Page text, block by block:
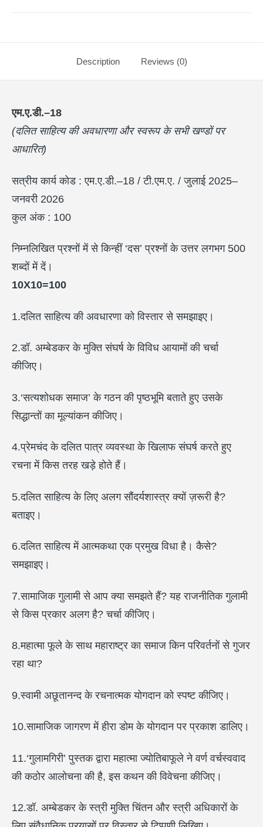
Description Reviews (0)
एम.ए.डी.–18
(दलित साहित्य की अवधारणा और स्वरूप के सभी खण्डों पर
आधारित)
सत्रीय कार्य कोड : एम.ए.डी.–18 / टी.एम.ए. / जुलाई 2025–
जनवरी 2026
कुल अंक : 100
निम्नलिखित प्रश्नों में से किन्हीं ‘दस’ प्रश्नों के उत्तर लगभग 500
शब्दों में दें।
10X10=100
1.दलित साहित्य की अवधारणा को विस्तार से समझाइए।
2.डॉ. अम्बेडकर के मुक्ति संघर्ष के विविध आयामों की चर्चा
कीजिए।
3.‘सत्यशोधक समाज’ के गठन की पृष्ठभूमि बताते हुए उसके
सिद्धान्तों का मूल्यांकन कीजिए।
4.प्रेमचंद के दलित पात्र व्यवस्था के खिलाफ संघर्ष करते हुए
रचना में किस तरह खड़े होते हैं।
5.दलित साहित्य के लिए अलग सौंदर्यशास्त्र क्यों ज़रूरी है?
बताइए।
6.दलित साहित्य में आत्मकथा एक प्रमुख विधा है। कैसे?
समझाइए।
7.सामाजिक गुलामी से आप क्या समझते हैं? यह राजनीतिक गुलामी
से किस प्रकार अलग है? चर्चा कीजिए।
8.महात्मा फूले के साथ महाराष्ट्र का समाज किन परिवर्तनों से गुजर
रहा था?
9.स्वामी अछूतानन्द के रचनात्मक योगदान को स्पष्ट कीजिए।
10.सामाजिक जागरण में हीरा डोम के योगदान पर प्रकाश डालिए।
11.‘गुलामगिरी’ पुस्तक द्वारा महात्मा ज्योतिबाफूले ने वर्ण वर्चस्ववाद
की कठोर आलोचना की है, इस कथन की विवेचना कीजिए।
12.डॉ. अम्बेडकर के स्त्री मुक्ति चिंतन और स्त्री अधिकारों के